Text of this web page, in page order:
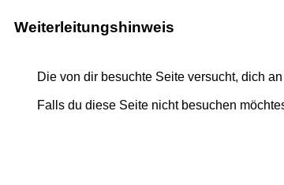
Weiterleitungshinweis
Die von dir besuchte Seite versucht, dich an
Falls du diese Seite nicht besuchen